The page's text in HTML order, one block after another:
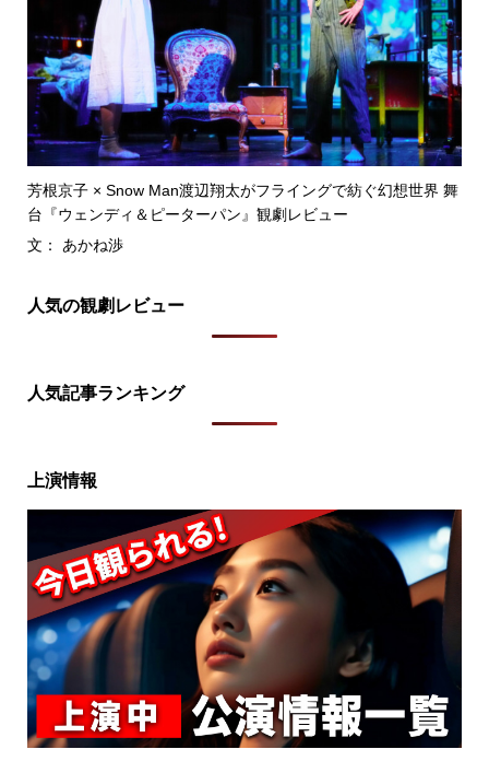
芳根京子 × Snow Man渡辺翔太がフライングで紡ぐ幻想世界 舞
台『ウェンディ＆ピーターパン』観劇レビュー
文： あかね渉
人気の観劇レビュー
人気記事ランキング
上演情報